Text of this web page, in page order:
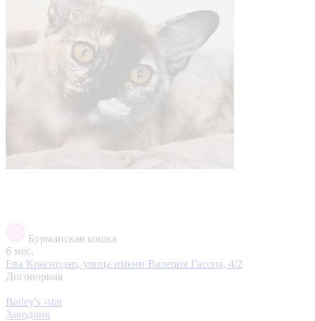
Бурманская кошка
6 мес.
Ева Краснодар, улица имени Валерия Гассия, 4/2
Договорная
Bailey's -stat
Заводчик